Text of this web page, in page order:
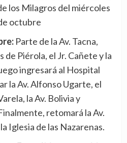
los Milagros del miércoles
octubre
Parte de la Av. Tacna,
de Piérola, el Jr. Cañete y la
ingresará al Hospital
la Av. Alfonso Ugarte, el
la Av. Bolivia y
retomará la Av.
Iglesia de las Nazarenas.